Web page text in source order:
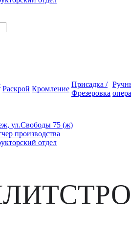
Раскрой Кромление
Присадка /
Фрезеровка
ул.Свободы 75 (ж)
производства
отдел